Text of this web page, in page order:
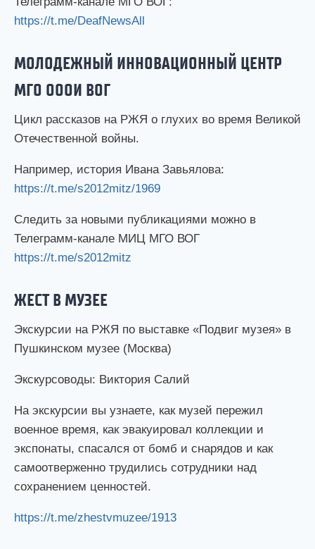
https://t.me/DeafNewsAll
МОЛОДЕЖНЫЙ ИННОВАЦИОННЫЙ ЦЕНТР
МГО ОООИ ВОГ
Цикл рассказов на РЖЯ о глухих во время Великой
Отечественной войны.
Например, история Ивана Завьялова:
https://t.me/s2012mitz/1969
Следить за новыми публикациями можно в
Телеграмм-канале МИЦ МГО ВОГ
https://t.me/s2012mitz
ЖЕСТ В МУЗЕЕ
Экскурсии на РЖЯ по выставке «Подвиг музея» в
Пушкинском музее (Москва)
Экскурсоводы: Виктория Салий
На экскурсии вы узнаете, как музей пережил
военное время, как эвакуировал коллекции и
экспонаты, спасался от бомб и снарядов и как
самоотверженно трудились сотрудники над
сохранением ценностей.
https://t.me/zhestvmuzee/1913